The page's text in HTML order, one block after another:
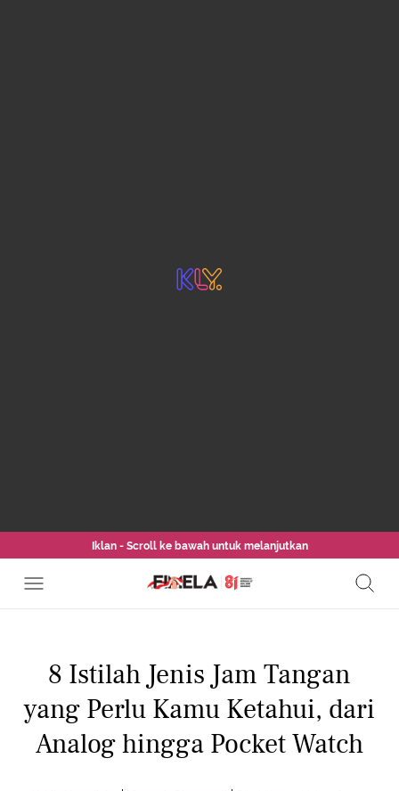
Iklan - Scroll ke bawah untuk melanjutkan
8 Istilah Jenis Jam Tangan
yang Perlu Kamu Ketahui, dari
Analog hingga Pocket Watch